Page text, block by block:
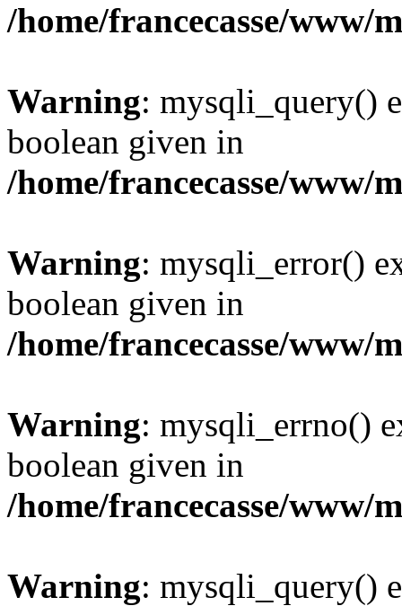
/home/francecasse/www/
Warning: mysqli_query()
boolean given in
/home/francecasse/www/
Warning: mysqli_error()
boolean given in
/home/francecasse/www/
Warning: mysqli_errno()
boolean given in
/home/francecasse/www/
Warning: mysqli_query()